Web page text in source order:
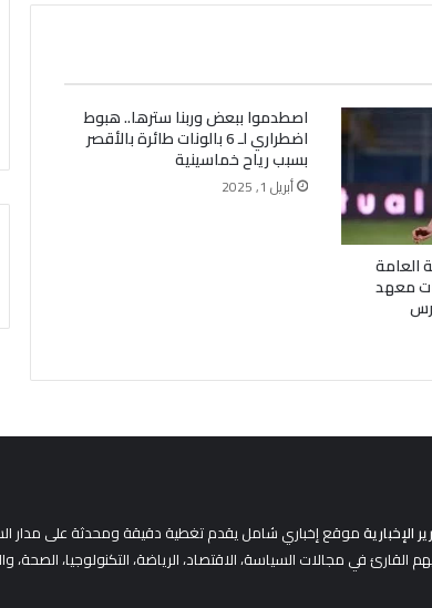
العامة
معهد
اصطدموا ببعض وربنا سترها.. هبوط
اضطراري لـ 6 بالونات طائرة بالأقصر
بسبب رياح خماسينية
أبريل 1, 2025
الإخباريةموقع إخباري شامل يقدم تغطية دقيقة ومحدثة على مدار
القارئ في مجالات السياسة، الاقتصاد، الرياضة، التكنولوجيا،